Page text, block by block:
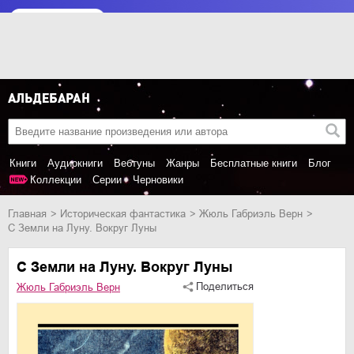
Книги Аудиокниги Вебтуны Жанры Бесплатные книги
Блог
Коллекции
Серии Черновики
Главная историческая фантастика
Жюль Габриэль Верн
С Земли на Луну. Вокруг Луны
С Земли на Луну. Вокруг Луны
Жюль Габриэль Верн Поделиться